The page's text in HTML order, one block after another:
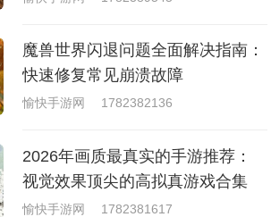
魔兽世界闪退问题全面解决指南：
快速修复常见崩溃故障
愉快手游网 1782382136
2026年画质最真实的手游推荐：
视觉效果顶尖的高拟真游戏合集
愉快手游网 1782381617